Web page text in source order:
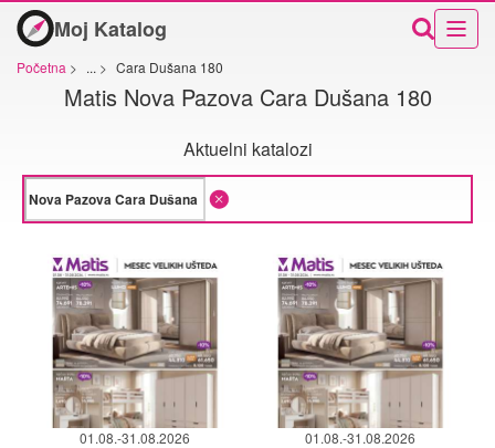
Moj Katalog
Početna > ... > Cara Dušana 180
Matis Nova Pazova Cara Dušana 180
Aktuelni katalozi
01.08.-31.08.2026 01.08.-31.08.2026